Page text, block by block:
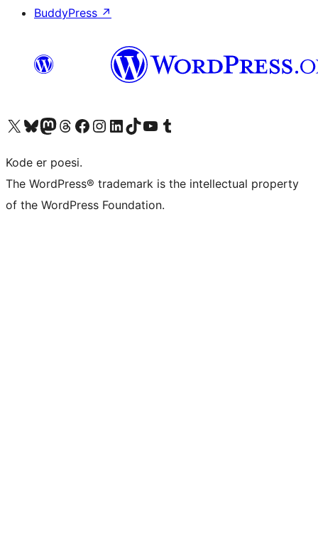
BuddyPress ↗
Besøg vores X (tidligere Twitter) konto
Besøg vores Bluesky-konto
Besøg vores Mastodon konto
Besøg vores Threads-konto
Besøg vores Facebook sideBesøg vores Instagram konto
Besøg vores LinkedIn konto
Besøg vores TikTok-konto
Besøg vores YouTube-kanalBesøg vores Tumblr-konto
Kode er poesi.
The WordPress® trademark is the intellectual property
of the WordPress Foundation.